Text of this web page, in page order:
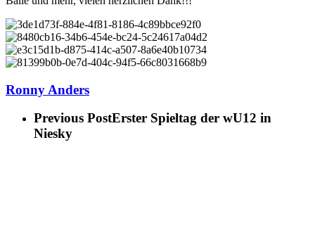
Ronny Anders
Previous PostErster Spieltag der wU12 in
Niesky